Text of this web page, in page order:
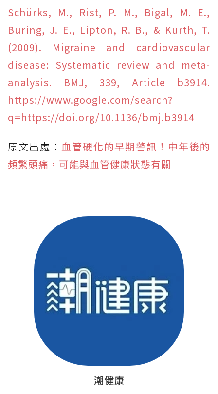
Schürks, M., Rist, P. M., Bigal, M. E.,
Buring, J. E., Lipton, R. B., & Kurth, T.
(2009). Migraine and cardiovascular
disease: Systematic review and meta-
analysis. BMJ, 339, Article b3914.
https://www.google.com/search?
q=https://doi.org/10.1136/bmj.b3914
原文出處： 血管硬化的早期警訊！中年後的
頻繁頭痛，可能與血管健康狀態有關
潮健康